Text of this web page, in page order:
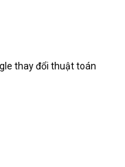
thay đổi thuật toán